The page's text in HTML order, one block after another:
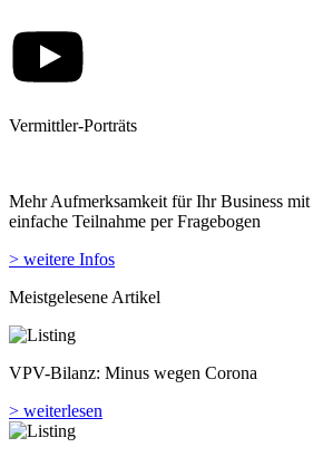
Vermittler-Porträts
Mehr Aufmerksamkeit für Ihr Business
einfache Teilnahme per Fragebogen
> weitere Infos
Meistgelesene Artikel
VPV-Bilanz: Minus wegen Corona
> weiterlesen